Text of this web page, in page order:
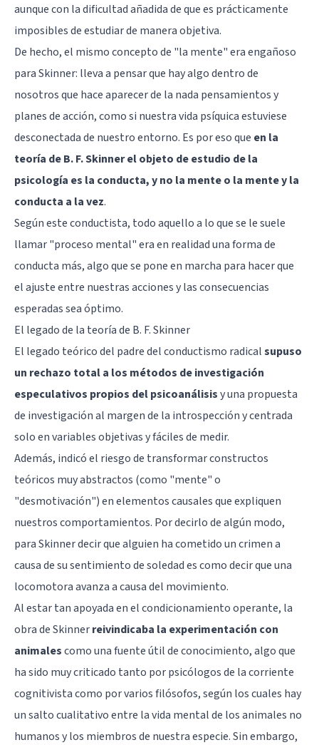
aunque con la dificultad añadida de que es prácticamente
imposibles de estudiar de manera objetiva.
De hecho, el mismo concepto de "la mente" era engañoso
para Skinner: lleva a pensar que hay algo dentro de
nosotros que hace aparecer de la nada pensamientos y
planes de acción, como si nuestra vida psíquica estuviese
desconectada de nuestro entorno. Es por eso que en la
teoría de B. F. Skinner el objeto de estudio de la
psicología es la conducta, y no la mente o la mente y la
conducta a la vez.
Según este conductista, todo aquello a lo que se le suele
llamar "proceso mental" era en realidad una forma de
conducta más, algo que se pone en marcha para hacer que
el ajuste entre nuestras acciones y las consecuencias
esperadas sea óptimo.
El legado de la teoría de B. F. Skinner
El legado teórico del padre del conductismo radicalsupuso
un rechazo total a los métodos de investigación
especulativos propios del psicoanálisisy una propuesta
de investigación al margen de la introspección y centrada
solo en variables objetivas y fáciles de medir.
Además, indicó el riesgo de transformar constructos
teóricos muy abstractos (como "mente" o
"desmotivación") en elementos causales que expliquen
nuestros comportamientos. Por decirlo de algún modo,
para Skinner decir que alguien ha cometido un crimen a
causa de su sentimiento de soledad es como decir que una
locomotora avanza a causa del movimiento.
Al estar tan apoyada en el condicionamiento operante, la
obra de Skinnerreivindicaba la experimentación con
animalescomo una fuente útil de conocimiento, algo que
ha sido muy criticado tanto por psicólogos de la corriente
cognitivista como por varios filósofos, según los cuales hay
un salto cualitativo entre la vida mental de los animales no
humanos y los miembros de nuestra especie. Sin embargo,